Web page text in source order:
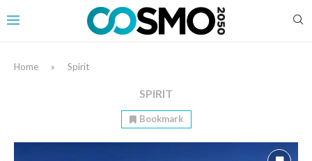
Home » Spirit
SPIRIT
Bookmark